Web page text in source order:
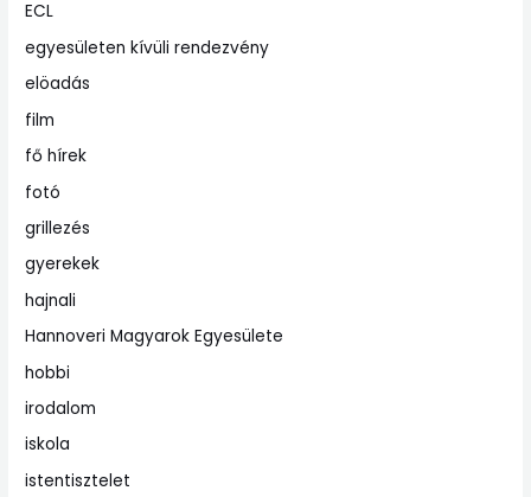
ECL
egyesületen kívüli rendezvény
elöadás
film
fő hírek
fotó
grillezés
gyerekek
hajnali
Hannoveri Magyarok Egyesülete
hobbi
irodalom
iskola
istentisztelet